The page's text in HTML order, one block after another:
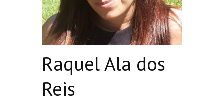
Raquel Ala dos
Reis